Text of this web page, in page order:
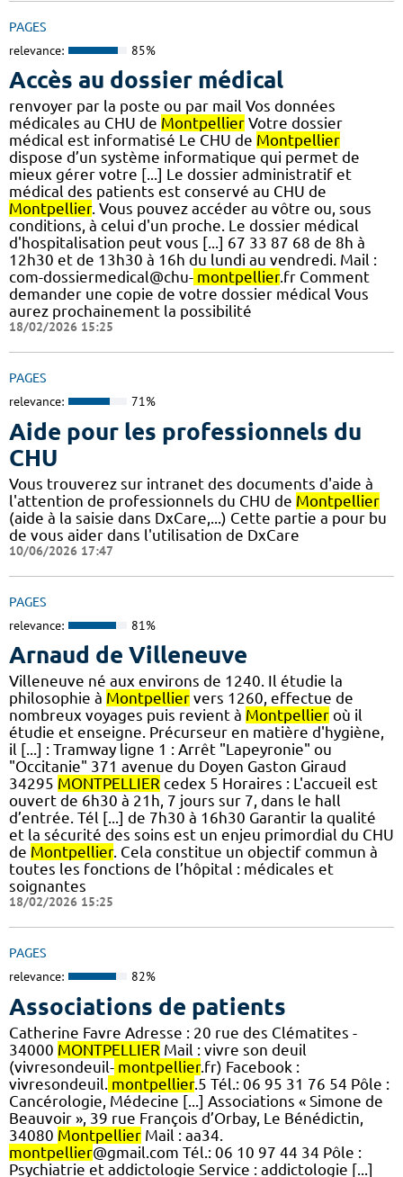
PAGES
relevance: 85%
Accès au dossier médical
renvoyer par la poste ou par mail Vos données
médicales au CHU de Montpellier Votre dossier
médical est informatisé Le CHU de Montpellier
dispose d’un système informatique qui permet de
mieux gérer votre [...] Le dossier administratif et
médical des patients est conservé au CHU de
Montpellier. Vous pouvez accéder au vôtre ou, sous
conditions, à celui d'un proche. Le dossier médical
d'hospitalisation peut vous [...] 67 33 87 68 de 8h à
12h30 et de 13h30 à 16h du lundi au vendredi. Mail :
com-dossiermedical@chu- montpellier.fr Comment
demander une copie de votre dossier médical Vous
aurez prochainement la possibilité
18/02/2026 15:25
PAGES
relevance: 71%
Aide pour les professionnels du
CHU
Vous trouverez sur intranet des documents d'aide à
l'attention de professionnels du CHU de Montpellier
(aide à la saisie dans DxCare,...) Cette partie a pour bu
de vous aider dans l'utilisation de DxCare
10/06/2026 17:47
PAGES
relevance: 81%
Arnaud de Villeneuve
Villeneuve né aux environs de 1240. Il étudie la
philosophie à Montpellier vers 1260, effectue de
nombreux voyages puis revient à Montpellier où il
étudie et enseigne. Précurseur en matière d'hygiène,
il [...] : Tramway ligne 1 : Arrêt "Lapeyronie" ou
"Occitanie" 371 avenue du Doyen Gaston Giraud
34295 MONTPELLIER cedex 5 Horaires : L'accueil est
ouvert de 6h30 à 21h, 7 jours sur 7, dans le hall
d’entrée. Tél [...] de 7h30 à 16h30 Garantir la qualité
et la sécurité des soins est un enjeu primordial du CHU
de Montpellier. Cela constitue un objectif commun à
toutes les fonctions de l’hôpital : médicales et
soignantes
18/02/2026 15:25
PAGES
relevance: 82%
Associations de patients
Catherine Favre Adresse : 20 rue des Clématites -
34000 MONTPELLIER Mail : vivre son deuil
(vivresondeuil- montpellier.fr) Facebook :
vivresondeuil. montpellier.5 Tél.: 06 95 31 76 54 Pôle :
Cancérologie, Médecine [...] Associations « Simone de
Beauvoir », 39 rue François d’Orbay, Le Bénédictin,
34080 Montpellier Mail : aa34.
montpellier@gmail.com Tél.: 06 10 97 44 34 Pôle :
Psychiatrie et addictologie Service : addictologie [...]